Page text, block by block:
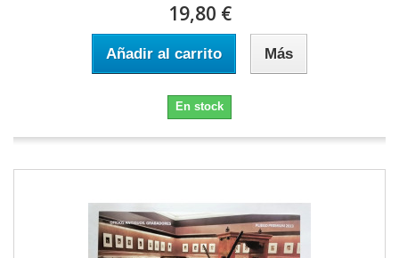
19,80 €
Añadir al carrito Más
En stock